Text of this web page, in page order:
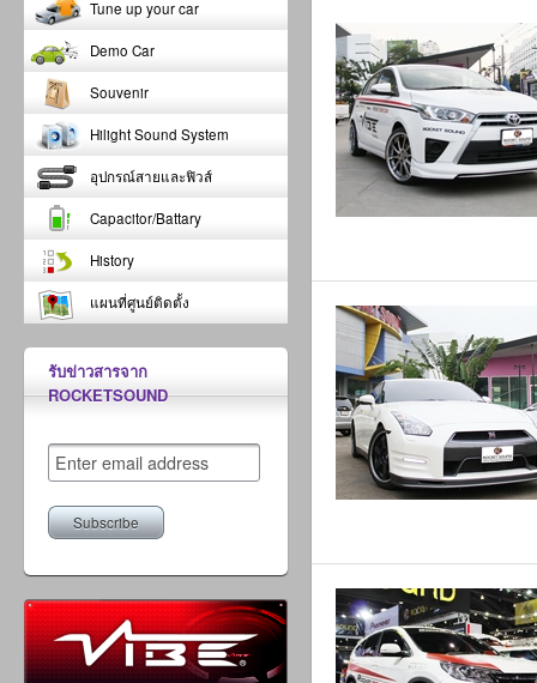
Tune up your car
Demo Car
Souvenir
Hilight Sound System
อุปกรณ์สายและฟิวส์
Capacitor/Battary
History
แผนที่ศูนย์ติดตั้ง
รับข่าวสารจาก
ROCKETSOUND